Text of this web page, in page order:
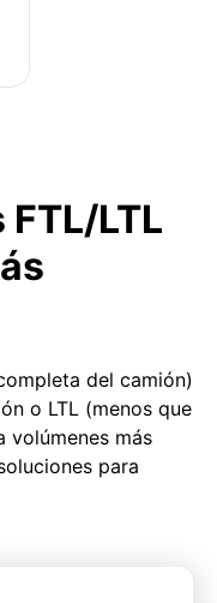
LTL
del camión)
o LTL (menos que
volúmenes más
para